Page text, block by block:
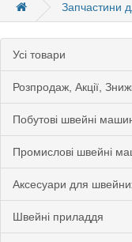
Запчастини
Усi товари
Розпродаж, Акції,
Побутові швейні
Промислові швейні
Аксесуари для
Швейні приладдя